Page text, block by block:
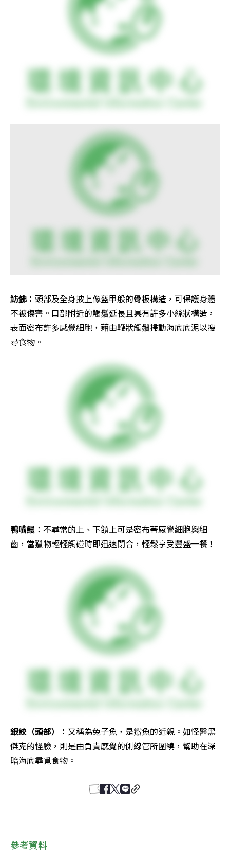
魴鮄： 頭部及全身披上像盔甲般的骨板構造，可保護身體
不被傷害。口部附近的觸鬚延長且具有許多小絲狀構造，
表面密布許多感覺細胞，藉由鞭狀觸鬚掃動海底底泥以搜
尋食物。
鴨嘴鰻 ：不尋常的上、下頷上可是密布著感覺細胞與細
齒，當獵物輕輕觸碰時即迅速閉合，輕鬆享受豐盛一餐！
銀鮫（頭部）： 又稱為兔子魚，是鯊魚的近親。如怪醫黑
傑克的怪臉，則是由負責感覺的側線管所圍繞，幫助在深
暗海底尋覓食物。
參考資料